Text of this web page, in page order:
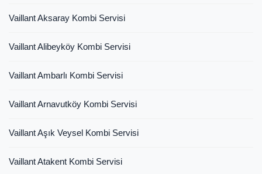
Vaillant Aksaray Kombi Servisi
Vaillant Alibeyköy Kombi Servisi
Vaillant Ambarlı Kombi Servisi
Vaillant Arnavutköy Kombi Servisi
Vaillant Aşık Veysel Kombi Servisi
Vaillant Atakent Kombi Servisi